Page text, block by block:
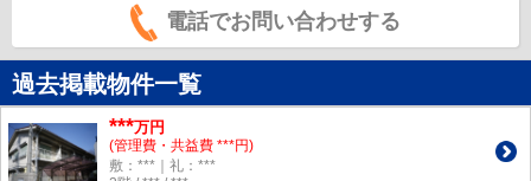
電話でお問い合わせする
過去掲載物件一覧
***万円
(管理費・共益費 ***円)
敷：***｜礼：***